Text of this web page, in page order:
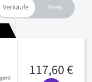
117,60 €